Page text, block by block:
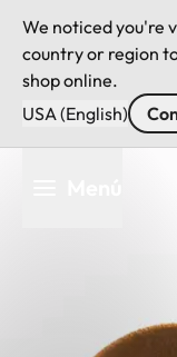
We noticed you're
country or region
shop online.
USA (English)